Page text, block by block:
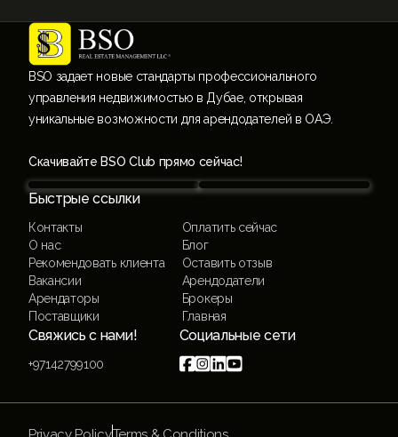
BSO задает новые стандарты профессионального
управления недвижимостью в Дубае, открывая
уникальные возможности для арендодателей в ОАЭ.
Скачивайте BSO Club прямо сейчас!
Быстрые ссылки
Контакты
Оплатить сейчас
О нас
Блог
Рекомендовать клиента
Оставить отзыв
Вакансии
Арендодатели
Арендаторы
Брокеры
Поставщики
Главная
Свяжись с нами!
+97142799100
Социальные сети
